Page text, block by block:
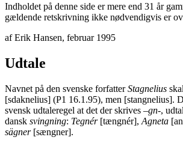
Indholdet på denne side er mere end 31 år
gældende retskrivning ikke nødvendigvis er
af Erik Hansen, februar 1995
Udtale
Navnet på den svenske forfatterStagnelius
[sdaknelius] (P1 16.1.95), men [stangnelius].
svensk udtaleregel at det der skrives –gn-,
dansk svingning: Tegnér[tængnér], Agneta
sägner[sængner].